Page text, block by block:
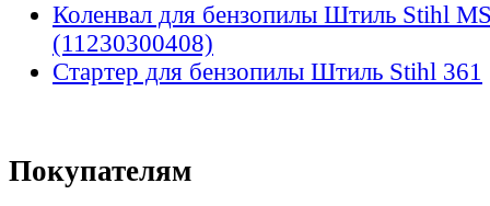
Коленвал для бензопилы Штиль Stihl
(11230300408)
Стартер для бензопилы Штиль Stihl 361
Покупателям